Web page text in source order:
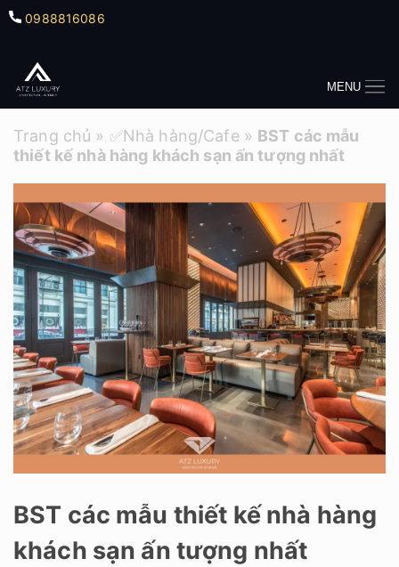
0988816086
MENU
Trang chủ » ✅Nhà hàng/Cafe» BST các mẫu
thiết kế nhà hàng khách sạn ấn tượng nhất
BST các mẫu thiết kế nhà hàng
khách sạn ấn tượng nhất